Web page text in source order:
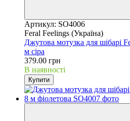
Артикул: SO4006
Feral Feelings (Україна)
Джутова мотузка для шібарі
м сіра
379.00 грн
В наявності
Купити